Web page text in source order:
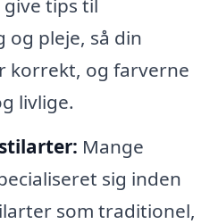
tips til
pleje, så din
korrekt, og farverne
livlige.
Mange
sig inden
som traditionel,